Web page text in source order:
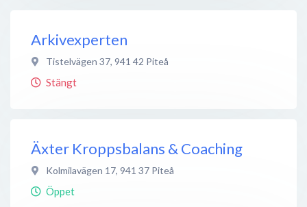
Arkivexperten
Tistelvägen 37, 941 42 Piteå
Stängt
Äxter Kroppsbalans & Coaching
Kolmilavägen 17, 941 37 Piteå
Öppet